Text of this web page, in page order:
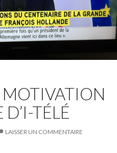
MOTIVATION
TÉLÉ
LAISSER UN COMMENTAIRE